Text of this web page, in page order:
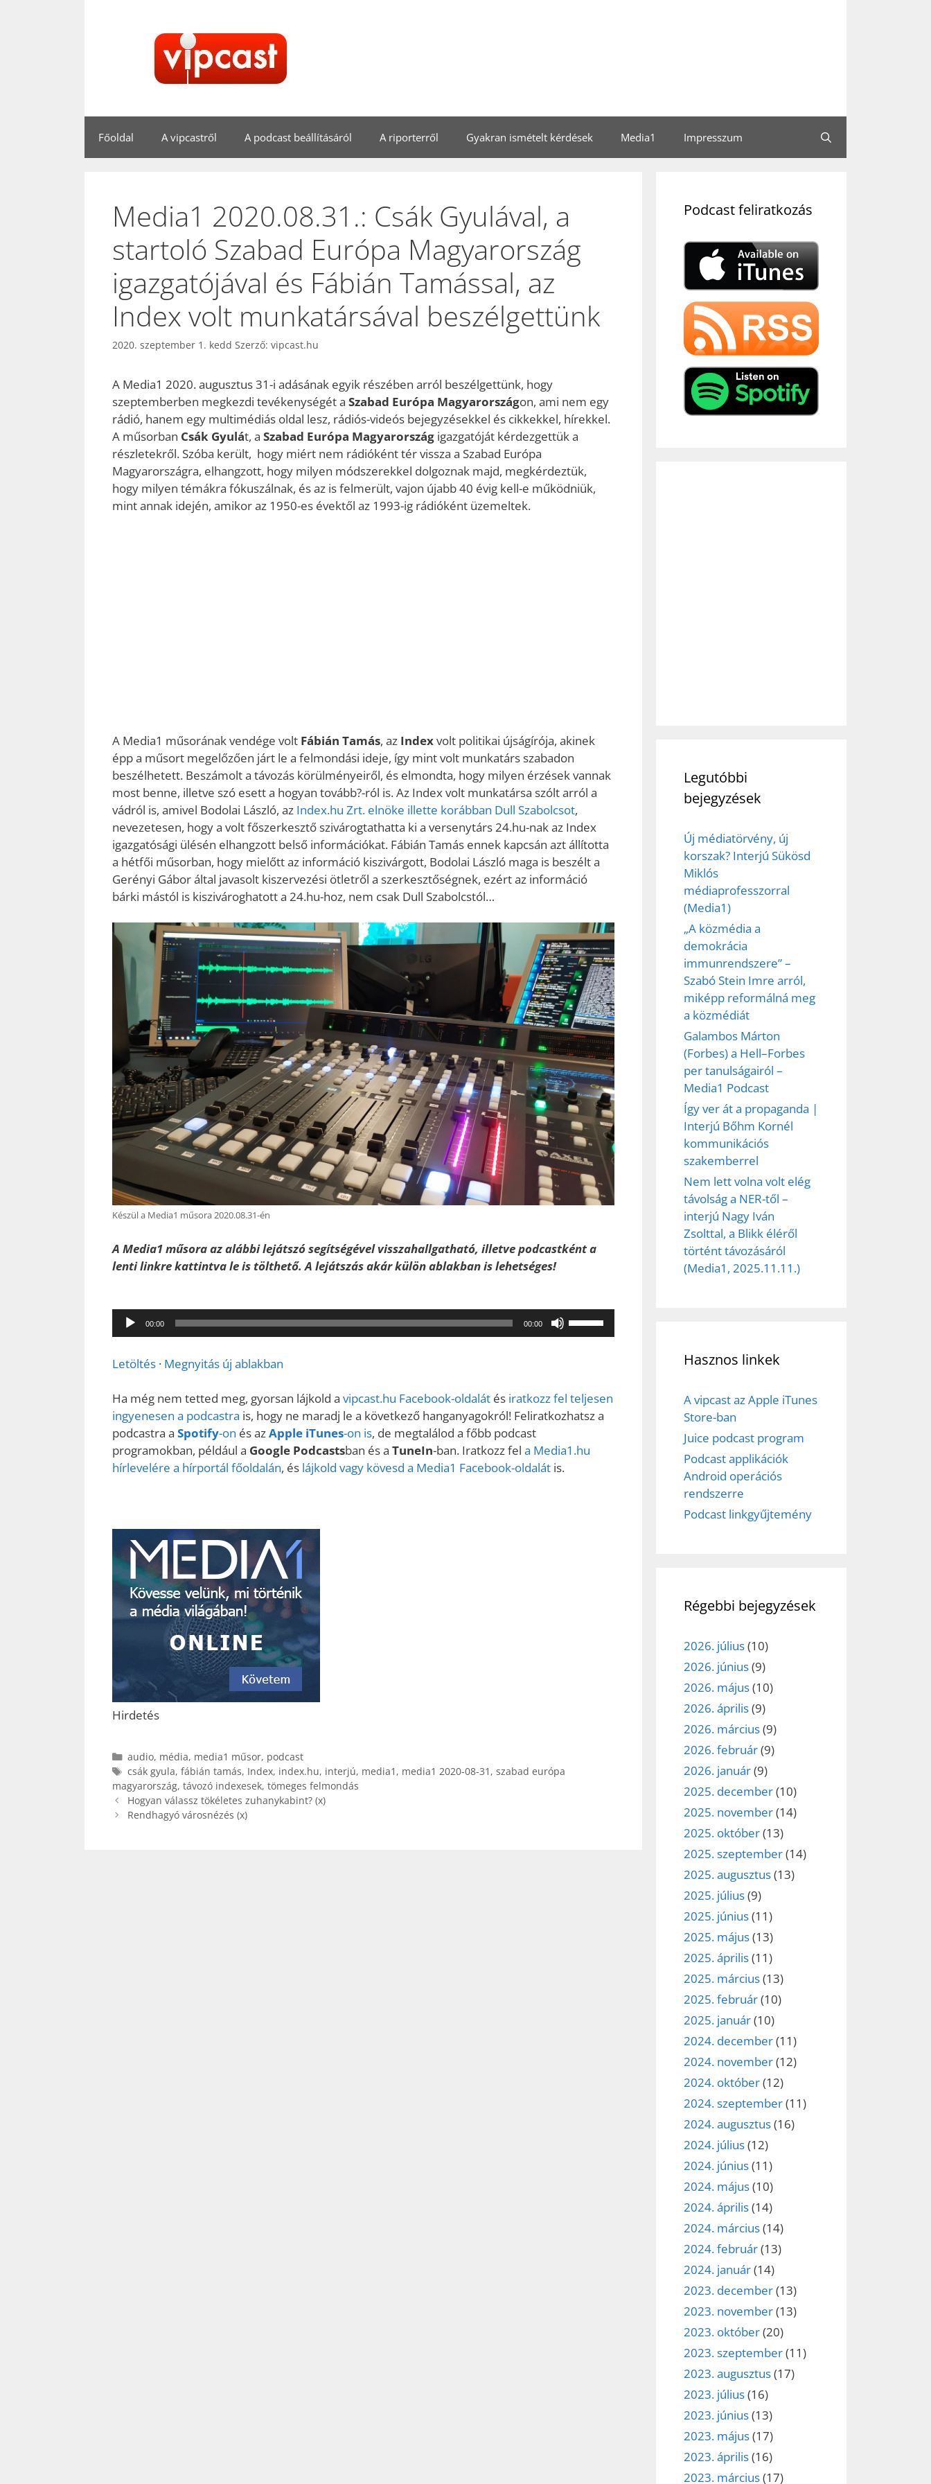
Főoldal A vipcastről A podcast beállításáról A riporterről Gyakran ismételt kérdések Media1 Impresszum
Media1 2020.08.31.: Csák Gyulával, a
startoló Szabad Európa Magyarország
igazgatójával és Fábián Tamással, az
Index volt munkatársával beszélgettünk
2020. szeptember 1. kedd Szerző: vipcast.hu
A Media1 2020. augusztus 31-i adásának egyik részében arról beszélgettünk, hogy
szeptemberben megkezdi tevékenységét a Szabad Európa Magyarországon, ami nem egy
rádió, hanem egy multimédiás oldal lesz, rádiós-videós bejegyzésekkel és cikkekkel, hírekkel.
A műsorban Csák Gyulát, a Szabad Európa Magyarország igazgatóját kérdezgettük a
részletekről. Szóba került, hogy miért nem rádióként tér vissza a Szabad Európa
Magyarországra, elhangzott, hogy milyen módszerekkel dolgoznak majd, megkérdeztük,
hogy milyen témákra fókuszálnak, és az is felmerült, vajon újabb 40 évig kell-e működniük,
mint annak idején, amikor az 1950-es évektől az 1993-ig rádióként üzemeltek.
A Media1 műsorának vendége volt Fábián Tamás, az Indexvolt politikai újságírója, akinek
épp a műsort megelőzően járt le a felmondási ideje, így mint volt munkatárs szabadon
beszélhetett. Beszámolt a távozás körülményeiről, és elmondta, hogy milyen érzések vannak
most benne, illetve szó esett a hogyan tovább?-ról is. Az Index volt munkatársa szólt arról a
vádról is, amivel Bodolai László, az Index.hu Zrt. elnöke illette korábban Dull Szabolcsot,
nevezetesen, hogy a volt főszerkesztő szivárogtathatta ki a versenytárs 24.hu-nak az Index
igazgatósági ülésén elhangzott belső információkat. Fábián Tamás ennek kapcsán azt állította
a hétfői műsorban, hogy mielőtt az információ kiszivárgott, Bodolai László maga is beszélt a
Gerényi Gábor által javasolt kiszervezési ötletről a szerkesztőségnek, ezért az információ
bárki mástól is kiszivároghatott a 24.hu-hoz, nem csak Dull Szabolcstól…
Készül a Media1 műsora 2020.08.31-én
A Media1 műsora az alábbi lejátszó segítségével visszahallgatható, illetve podcastként a
lenti linkre kattintva le is tölthető. A lejátszás akár külön ablakban is lehetséges!
lejátszó00:00 00:00
A
hangerő
a
Fel/Le
kell
Letöltés · Megnyitás új ablakban
Ha még nem tetted meg, gyorsan lájkold a vipcast.hu Facebook-oldalát és iratkozz fel teljesen
ingyenesen a podcastra is, hogy ne maradj le a következő hanganyagokról! Feliratkozhatsz a
podcastra a Spotify-on és azApple iTunes-on is, de megtalálod a főbb podcast
programokban, például a Google Podcastsban és a TuneIn-ban. Iratkozz fel a Media1.hu
hírlevelére a hírportál főoldalán, és lájkold vagy kövesd a Media1 Facebook-oldalát is.
Hirdetés
Kategória
audio, média, media1 műsor, podcast
Címkék
csák gyula, fábián tamás, Index, index.hu, interjú, media1 , media1 2020-08-31 , szabad európa
magyarország, távozó indexesek, tömeges felmondás
Hogyan válassz tökéletes zuhanykabint? (x)
Rendhagyó városnézés (x)
Podcast feliratkozás
Legutóbbi
bejegyzések
Új médiatörvény, új
korszak? Interjú Sükösd
Miklós
médiaprofesszorral
(Media1)
„A közmédia a
demokrácia
immunrendszere” –
Szabó Stein Imre arról,
miképp reformálná meg
a közmédiát
Galambos Márton
(Forbes) a Hell–Forbes
per tanulságairól –
Media1 Podcast
Így ver át a propaganda |
Interjú Bőhm Kornél
kommunikációs
szakemberrel
Nem lett volna volt elég
távolság a NER-től –
interjú Nagy Iván
Zsolttal, a Blikk éléről
történt távozásáról
(Media1, 2025.11.11.)
Hasznos linkek
A vipcast az Apple iTunes
Store-ban
Juice podcast program
Podcast applikációk
Android operációs
rendszerre
Podcast linkgyűjtemény
Régebbi bejegyzések
2026. július(10)
2026. június(9)
2026. május(10)
2026. április(9)
2026. március(9)
2026. február(9)
2026. január(9)
2025. december(10)
2025. november(14)
2025. október(13)
2025. szeptember(14)
2025. augusztus(13)
2025. július(9)
2025. június(11)
2025. május(13)
2025. április(11)
2025. március(13)
2025. február(10)
2025. január(10)
2024. december(11)
2024. november(12)
2024. október(12)
2024. szeptember(11)
2024. augusztus(16)
2024. július(12)
2024. június(11)
2024. május(10)
2024. április(14)
2024. március(14)
2024. február(13)
2024. január(14)
2023. december(13)
2023. november(13)
2023. október(20)
2023. szeptember(11)
2023. augusztus(17)
2023. július(16)
2023. június(13)
2023. május(17)
2023. április(16)
2023. március(17)